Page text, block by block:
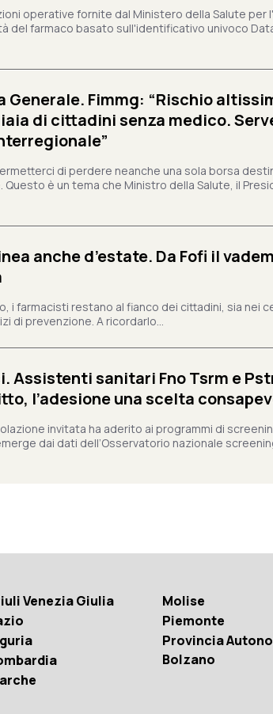
operative fornite dal Ministero della Salute per
del farmaco basato sull'identificativo univoco
Generale. Fimmg: “Rischio
di cittadini senza medico.
di perdere neanche una sola borsa
è un tema che Ministro della Salute, il
anche d’estate. Da Fofi il
i farmacisti restano al fianco dei cittadini, sia nei
di prevenzione. A ricordarlo...
Assistenti sanitari Fno Tsrm e
l’adesione una scelta
invitata ha aderito ai programmi di
dai dati dell’Osservatorio nazionale
Venezia Giulia
Molise
Piemonte
Provincia
Bolzano